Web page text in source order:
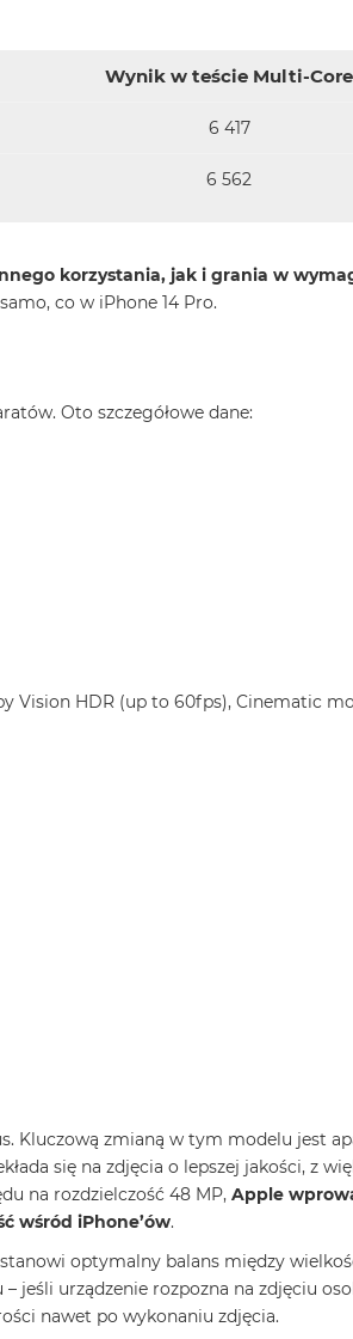
Wynik w teście Multi-Core
6 417
6 562
korzystania, jak i grania w
co w iPhone 14 Pro.
Oto szczegółowe dane:
Vision HDR (up to 60fps), Cinematic
Kluczową zmianą w tym modelu jest
się na zdjęcia o lepszej jakości, z
na rozdzielczość 48 MP, Apple
wśród iPhone’ów.
optymalny balans między
urządzenie rozpozna na zdjęciu
nawet po wykonaniu zdjęcia.